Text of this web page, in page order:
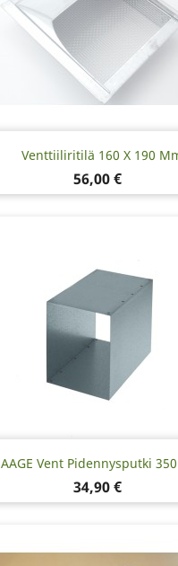
Venttiiliritilä 160 X 190
Hinta
56,00 €
AAGE Vent Pidennysputki
Hinta
34,90 €